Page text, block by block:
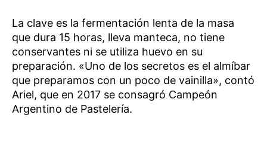
La clave es la fermentación lenta de la masa
que dura 15 horas, lleva manteca, no tiene
conservantes ni se utiliza huevo en su
preparación. «Uno de los secretos es el almíbar
que preparamos con un poco de vainilla», contó
Ariel, que en 2017 se consagró Campeón
Argentino de Pastelería.